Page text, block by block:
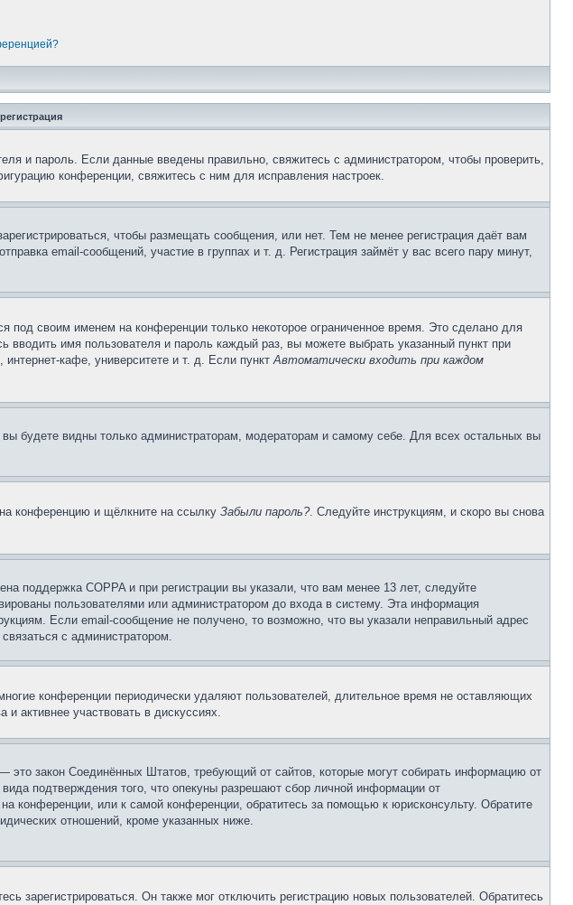
и пароль. Если данные введены правильно, свяжитесь с администратором, чтобы проверить,
конференции, свяжитесь с ним для исправления настроек.
чтобы размещать сообщения, или нет. Тем не менее регистрация даёт вам
email-сообщений, участие в группах и т. д. Регистрация займёт у вас всего пару минут,
под своим именем на конференции только некоторое ограниченное время. Это сделано для
вводить имя пользователя и пароль каждый раз, вы можете выбрать указанный пункт при
кафе, университете и т. д. Если пунктАвтоматически входить при каждом
вы будете видны только администраторам, модераторам и самому себе. Для всех остальных вы
конференцию и щёлкните на ссылку Забыли пароль?. Следуйте инструкциям, и скоро вы снова
поддержка COPPA и при регистрации вы указали, что вам менее 13 лет, следуйте
пользователями или администратором до входа в систему. Эта информация
Если email-сообщение не получено, то возможно, что вы указали неправильный адрес
с администратором.
конференции периодически удаляют пользователей, длительное время не оставляющих
активнее участвовать в дискуссиях.
это закон Соединённых Штатов, требующий от сайтов, которые могут собирать информацию от
подтверждения того, что опекуны разрешают сбор личной информации от
или к самой конференции, обратитесь за помощью к юрисконсульту. Обратите
отношений, кроме указанных ниже.
зарегистрироваться. Он также мог отключить регистрацию новых пользователей. Обратитесь